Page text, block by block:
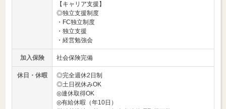
【キャリア支援】
◎独立支援制度
・FC独立制度
・独立支援
・経営勉強会
加入保険 社会保険完備
休日・休暇
◎完全週休2日制
◎土日祝休みOK
◎連休取得OK
◎有給休暇（年10日）